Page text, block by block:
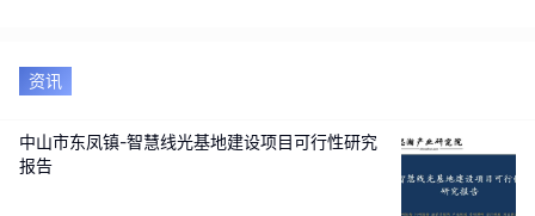
资讯
中山市东凤镇-智慧线光基地建设项目可行性研究
报告